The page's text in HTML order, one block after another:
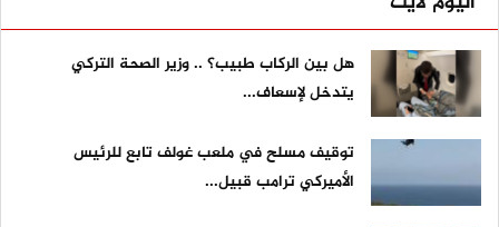
هل بين الركاب طبيب؟ .. وزير الصحة التركي
يتدخل لإسعاف...
توقيف مسلح في ملعب غولف تابع للرئيس
الأميركي ترامب قبيل...